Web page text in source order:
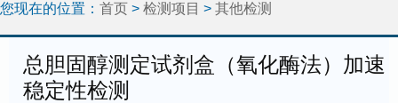
您现在的位置： 首页 > 检测项目 > 其他检测
总胆固醇测定试剂盒（氧化酶法）加速
稳定性检测